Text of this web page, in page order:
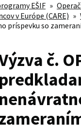
EŠIF »
v Európe (CARE) »
so
č.